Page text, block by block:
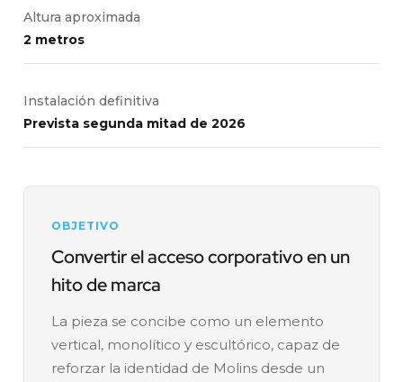
Altura aproximada
2 metros
Instalación definitiva
Prevista segunda mitad de 2026
OBJETIVO
Convertir el acceso corporativo en un
hito de marca
La pieza se concibe como un elemento
vertical, monolítico y escultórico, capaz de
reforzar la identidad de Molins desde un